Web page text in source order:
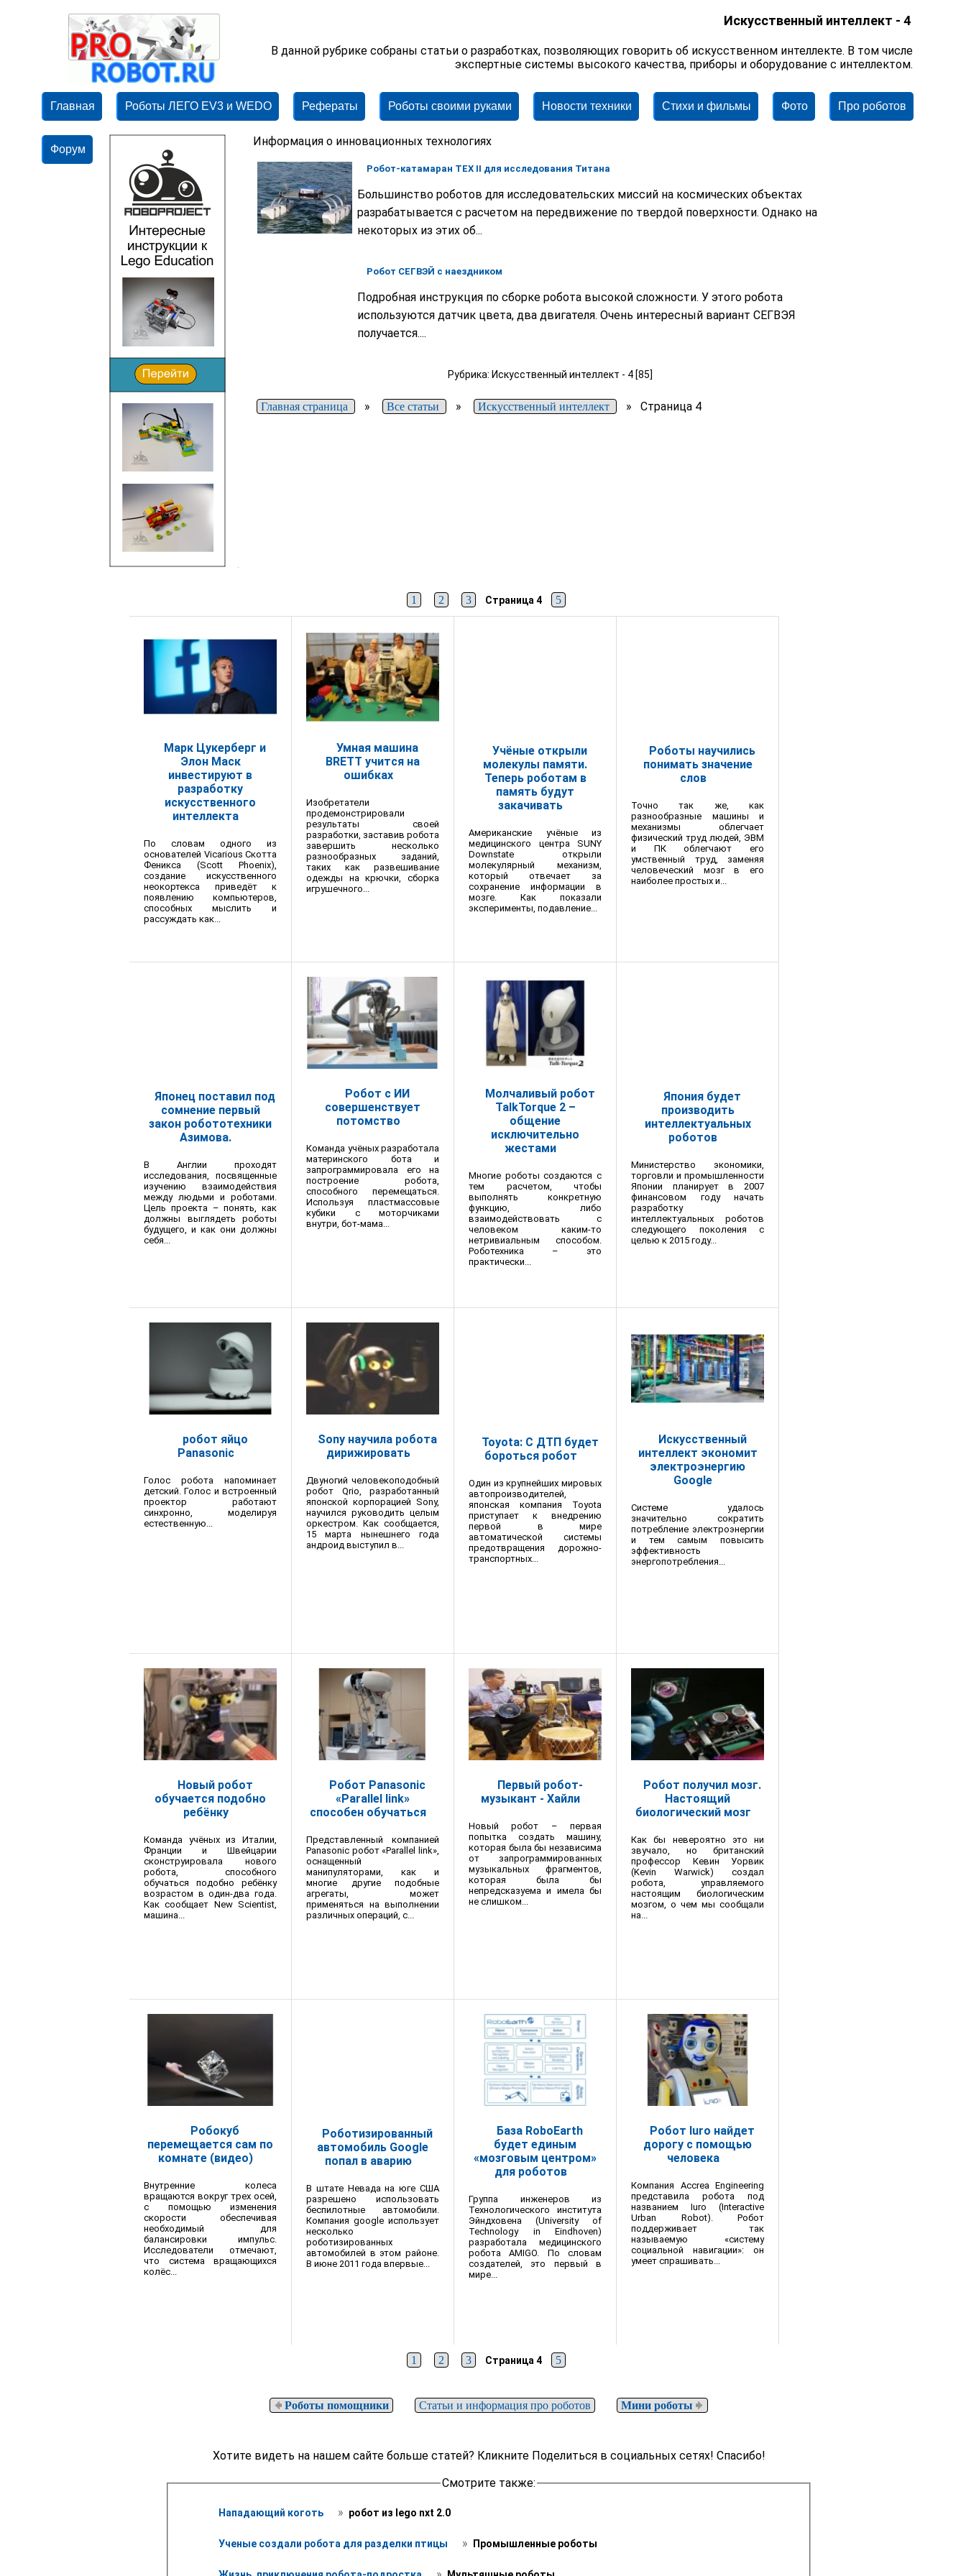
Искусственный интеллект - 4
В данной рубрике собраны статьи о разработках, позволяющих говорить об искусственном интеллекте. В том числе
экспертные системы высокого качества, приборы и оборудование с интеллектом.
Главная Роботы ЛЕГО EV3 и WEDO Рефераты Роботы своими руками Новости техники Стихи и фильмы Фото Про роботов
Форум
Информация о инновационных технологиях
Робот-катамаран TEX II для исследования Титана
Большинство роботов для исследовательских миссий на космических объектах
разрабатывается с расчетом на передвижение по твердой поверхности. Однако на
некоторых из этих об...
Робот СЕГВЭЙ с наездником
Подробная инструкция по сборке робота высокой сложности. У этого робота
используются датчик цвета, два двигателя. Очень интересный вариант СЕГВЭЯ
получается....
Рубрика: Искусственный интеллект - 4 [85]
Главная страница » Все статьи » Искусственный интеллект » Страница 4
1 2 3 Страница 4 5
Марк Цукерберг и
Элон Маск
инвестируют в
разработку
искусственного
интеллекта
По словам одного из
основателей Vicarious Скотта
Феникса (Scott Phoenix),
создание искусственного
неокортекса приведёт к
появлению компьютеров,
способных мыслить и
рассуждать как...
Умная машина
BRETT учится на
ошибках
Изобретатели
продемонстрировали
результаты своей
разработки, заставив робота
завершить несколько
разнообразных заданий,
таких как развешивание
одежды на крючки, сборка
игрушечного...
Учёные открыли
молекулы памяти.
Теперь роботам в
память будут
закачивать
Американские учёные из
медицинского центра SUNY
Downstate открыли
молекулярный механизм,
который отвечает за
сохранение информации в
мозге. Как показали
эксперименты, подавление...
Роботы научились
понимать значение
слов
Точно так же, как
разнообразные машины и
механизмы облегчает
физический труд людей, ЭВМ
и ПК облегчают его
умственный труд, заменяя
человеческий мозг в его
наиболее простых и...
Японец поставил под
сомнение первый
закон робототехники
Азимова.
В Англии проходят
исследования, посвященные
изучению взаимодействия
между людьми и роботами.
Цель проекта – понять, как
должны выглядеть роботы
будущего, и как они должны
себя...
Робот с ИИ
совершенствует
потомство
Команда учёных разработала
материнского бота и
запрограммировала его на
построение робота,
способного перемещаться.
Используя пластмассовые
кубики с моторчиками
внутри, бот-мама...
Молчаливый робот
TalkTorque 2 –
общение
исключительно
жестами
Многие роботы создаются с
тем расчетом, чтобы
выполнять конкретную
функцию, либо
взаимодействовать с
человеком каким-то
нетривиальным способом.
Роботехника – это
практически...
Япония будет
производить
интеллектуальных
роботов
Министерство экономики,
торговли и промышленности
Японии планирует в 2007
финансовом году начать
разработку
интеллектуальных роботов
следующего поколения с
целью к 2015 году...
робот яйцо
Panasonic
Голос робота напоминает
детский. Голос и встроенный
проектор работают
синхронно, моделируя
естественную...
Sony научила робота
дирижировать
Двуногий человекоподобный
робот Qrio, разработанный
японской корпорацией Sony,
научился руководить целым
оркестром. Как сообщается,
15 марта нынешнего года
андроид выступил в...
Toyota: С ДТП будет
бороться робот
Один из крупнейших мировых
автопроизводителей,
японская компания Toyota
приступает к внедрению
первой в мире
автоматической системы
предотвращения дорожно-
транспортных...
Искусственный
интеллект экономит
электроэнергию
Google
Системе удалось
значительно сократить
потребление электроэнергии
и тем самым повысить
эффективность
энергопотребления...
Новый робот
обучается подобно
ребёнку
Команда учёных из Италии,
Франции и Швейцарии
сконструировала нового
робота, способного
обучаться подобно ребёнку
возрастом в один-два года.
Как сообщает New Scientist,
машина...
Робот Panasonic
«Parallel link»
способен обучаться
Представленный компанией
Panasonic робот «Parallel link»,
оснащенный
манипуляторами, как и
многие другие подобные
агрегаты, может
применяться на выполнении
различных операций, с...
Первый робот-
музыкант - Хайли
Новый робот – первая
попытка создать машину,
которая была бы независима
от запрограммированных
музыкальных фрагментов,
которая была бы
непредсказуема и имела бы
не слишком...
Робот получил мозг.
Настоящий
биологический мозг
Как бы невероятно это ни
звучало, но британский
профессор Кевин Уорвик
(Kevin Warwick) создал
робота, управляемого
настоящим биологическим
мозгом, о чем мы сообщали
на...
Робокуб
перемещается сам по
комнате (видео)
Внутренние колеса
вращаются вокруг трех осей,
с помощью изменения
скорости обеспечивая
необходимый для
балансировки импульс.
Исследователи отмечают,
что система вращающихся
колёс...
Роботизированный
автомобиль Google
попал в аварию
В штате Невада на юге США
разрешено использовать
беспилотные автомобили.
Компания google использует
несколько
роботизированных
автомобилей в этом районе.
В июне 2011 года впервые...
База RoboEarth
будет единым
«мозговым центром»
для роботов
Группа инженеров из
Технологического института
Эйндховена (University of
Technology in Eindhoven)
разработала медицинского
робота AMIGO. По словам
создателей, это первый в
мире...
Робот Iuro найдет
дорогу с помощью
человека
Компания Accrea Engineering
представила робота под
названием Iuro (Interactive
Urban Robot). Робот
поддерживает так
называемую «систему
социальной навигации»: он
умеет спрашивать...
1 2 3 Страница 4 5
Роботы помощники Статьи и информация про роботов Мини роботы
Хотите видеть на нашем сайте больше статей? Кликните Поделиться в социальных сетях! Спасибо!
Смотрите также:
Нападающий коготь » робот из lego nxt 2.0
Ученые создали робота для разделки птицы » Промышленные роботы